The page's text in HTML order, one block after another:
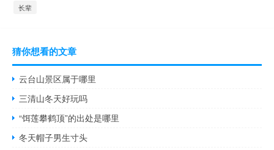
长辈
猜你想看的文章
云台山景区属于哪里
三清山冬天好玩吗
“饵莲攀鹤顶”的出处是哪里
冬天帽子男生寸头